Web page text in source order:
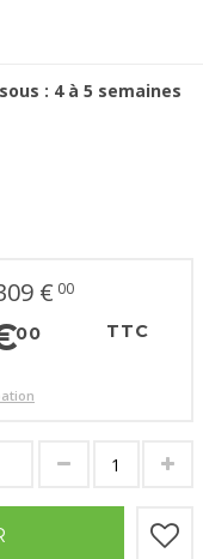
: 4 à 5 semaines
€ 00
00 TTC